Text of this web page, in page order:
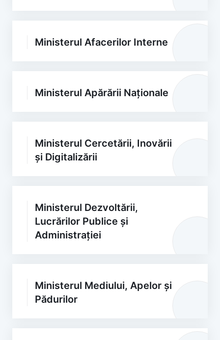
Ministerul Afacerilor Interne
Ministerul Apărării Naționale
Ministerul Cercetării, Inovării
și Digitalizării
Ministerul Dezvoltării,
Lucrărilor Publice și
Administrației
Ministerul Mediului, Apelor și
Pădurilor